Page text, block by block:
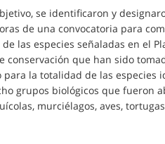
se identificaron y
de una convocatoria para
las especies señaladas en el
conservación que han sido
la totalidad de las especies
grupos biológicos que fueron
murciélagos, aves,